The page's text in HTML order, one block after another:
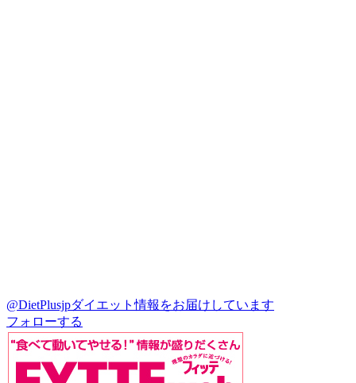
@DietPlusjpダイエット情報をお届けしています
フォローする